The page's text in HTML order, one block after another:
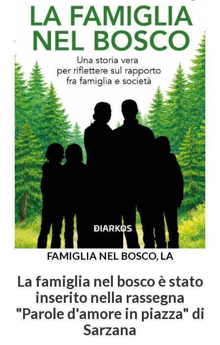
FAMIGLIA NEL BOSCO, LA
La famiglia nel bosco è stato
inserito nella rassegna
"Parole d'amore in piazza" di
Sarzana